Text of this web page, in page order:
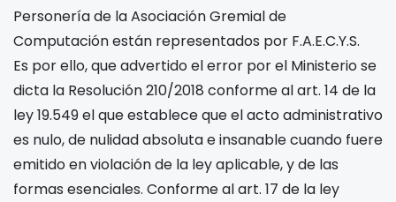
Personería de la Asociación Gremial de
Computación están representados por F.A.E.C.Y.S.
Es por ello, que advertido el error por el Ministerio se
dicta la Resolución 210/2018 conforme al art. 14 de la
ley 19.549 el que establece que el acto administrativo
es nulo, de nulidad absoluta e insanable cuando fuere
emitido en violación de la ley aplicable, y de las
formas esenciales. Conforme al art. 17 de la ley